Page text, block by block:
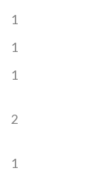
1
1
1
2
1